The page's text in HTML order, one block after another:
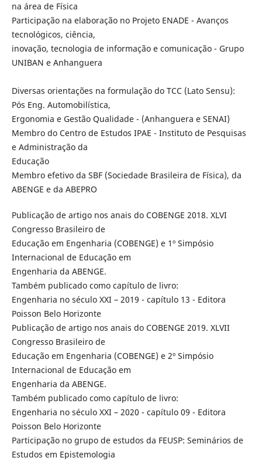
na área de Física
Participação na elaboração no Projeto ENADE - Avanços
tecnológicos, ciência,
inovação, tecnologia de informação e comunicação - Grupo
UNIBAN e Anhanguera
Diversas orientações na formulação do TCC (Lato Sensu):
Pós Eng. Automobilística,
Ergonomia e Gestão Qualidade - (Anhanguera e SENAI)
Membro do Centro de Estudos IPAE - Instituto de Pesquisas
e Administração da
Educação
Membro efetivo da SBF (Sociedade Brasileira de Física), da
ABENGE e da ABEPRO
Publicação de artigo nos anais do COBENGE 2018. XLVI
Congresso Brasileiro de
Educação em Engenharia (COBENGE) e 1º Simpósio
Internacional de Educação em
Engenharia da ABENGE.
Também publicado como capítulo de livro:
Engenharia no século XXI – 2019 - capítulo 13 - Editora
Poisson Belo Horizonte
Publicação de artigo nos anais do COBENGE 2019. XLVII
Congresso Brasileiro de
Educação em Engenharia (COBENGE) e 2º Simpósio
Internacional de Educação em
Engenharia da ABENGE.
Também publicado como capítulo de livro:
Engenharia no século XXI – 2020 - capítulo 09 - Editora
Poisson Belo Horizonte
Participação no grupo de estudos da FEUSP: Seminários de
Estudos em Epistemologia